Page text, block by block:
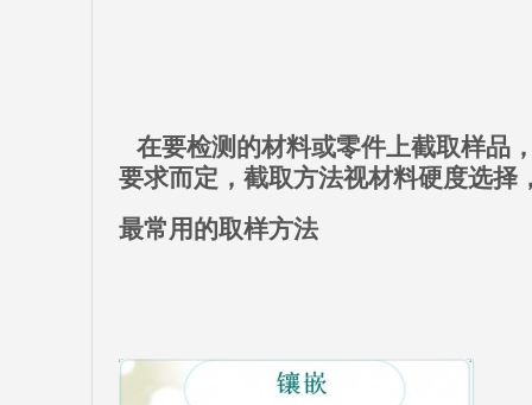
在要检测的材料或零件上截取样品
要求而定，截取方法视材料硬度选择
最常用的取样方法